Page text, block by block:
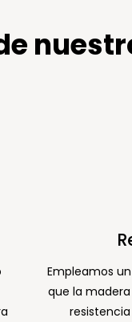
Empleamos
que la